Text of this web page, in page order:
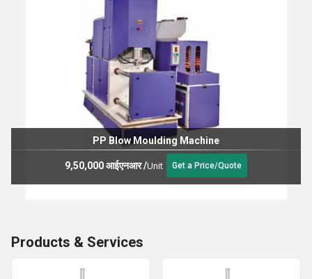
PP Blow Moulding Machine
9,50,000 आईएनआर/Unit Get a Price/Quote
Products & Services